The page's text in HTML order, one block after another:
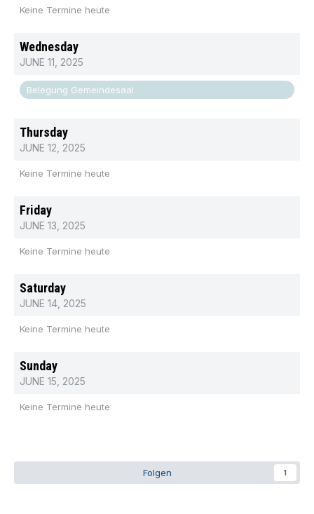
Keine Termine heute
Wednesday
JUNE 11, 2025
Belegung Gemeindesaal
Thursday
JUNE 12, 2025
Keine Termine heute
Friday
JUNE 13, 2025
Keine Termine heute
Saturday
JUNE 14, 2025
Keine Termine heute
Sunday
JUNE 15, 2025
Keine Termine heute
Folgen 1